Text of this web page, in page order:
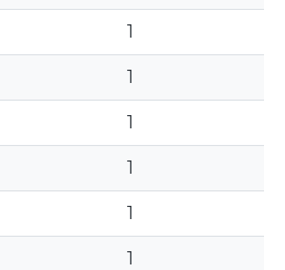
1
1
1
1
1
1